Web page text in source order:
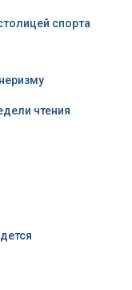
спорта
чтения